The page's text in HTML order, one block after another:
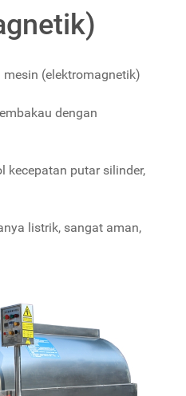
(elektromagnetik)
dengan
kecepatan putar silinder,
listrik, sangat aman,